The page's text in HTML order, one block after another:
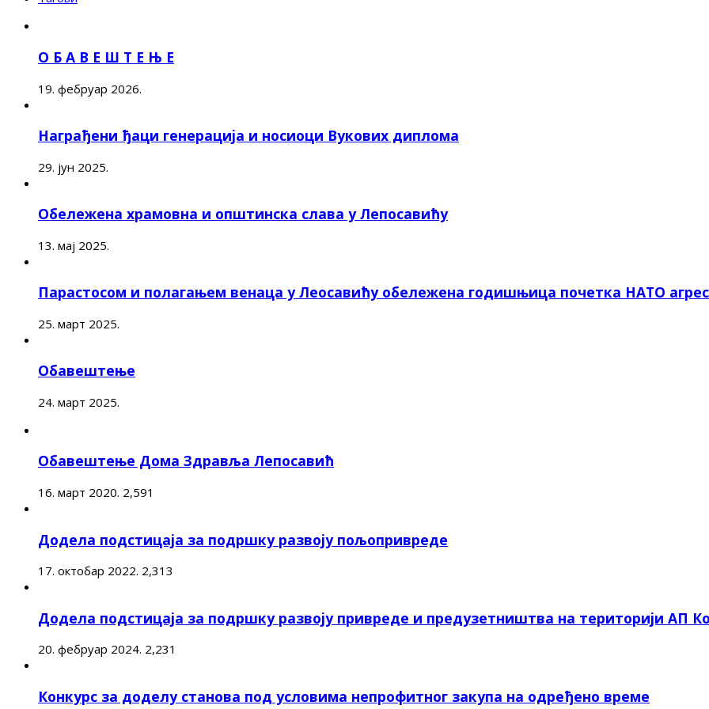
О Б А В Е Ш Т Е Њ Е
19. фебруар 2026.
Награђени ђаци генерација и носиоци Вукових диплома
29. јун 2025.
Обележена храмовна и општинска слава у Лепосавићу
13. мај 2025.
Парастосом и полагањем венаца у Леосавићу обележена годишњица почетка НАТО
25. март 2025.
Обавештење
24. март 2025.
Обавештење Дома Здравља Лепосавић
16. март 2020. 2,591
Додела подстицаја за подршку развоју пољопривреде
17. октобар 2022. 2,313
Додела подстицаја за подршку развоју привреде и предузетништва на територији АП
20. фебруар 2024. 2,231
Конкурс за доделу станова под условима непрофитног закупа на одређено време